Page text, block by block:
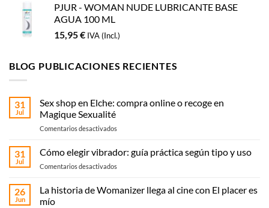
PJUR - WOMAN NUDE LUBRICANTE BASE
AGUA 100 ML
15,95€ IVA (Incl.)
BLOG PUBLICACIONES RECIENTES
31
Jul
Sex shop en Elche: compra online o recoge en
Magique Sexualité
Comentarios desactivadosen
shop
Elche:
online
31
Jul
Cómo elegir vibrador: guía práctica según tipo y uso
Comentarios desactivadosen
elegir
26
Jun
La historia de Womanizer llega al cine con El placer es
mío